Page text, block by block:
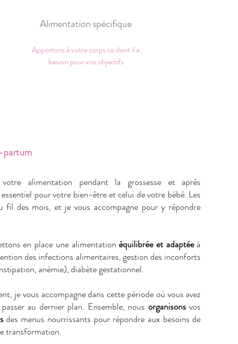
Alimentation spécifique
Apportons à votre corps ce dont il a
besoin pour vos objectifs
partum
alimentation pendant la grossesse et après
pour votre bien-être et celui de votre bébé. Les
fil des mois, et je vous accompagne pour y répondre
en place une alimentationéquilibrée et adaptéeà
des infections alimentaires, gestion des inconforts
anémie), diabète gestationnel.
je vous accompagne dans cette période où vous avez
au dernier plan. Ensemble, nous organisonsvos
des menus nourrissants pour répondre aux besoins de
transformation.